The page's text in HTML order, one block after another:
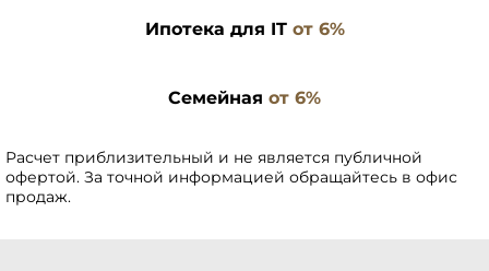
Ипотека для IT от 6%
Семейная от 6%
Расчет приблизительный и не является публичной
офертой. За точной информацией обращайтесь в офис
продаж.